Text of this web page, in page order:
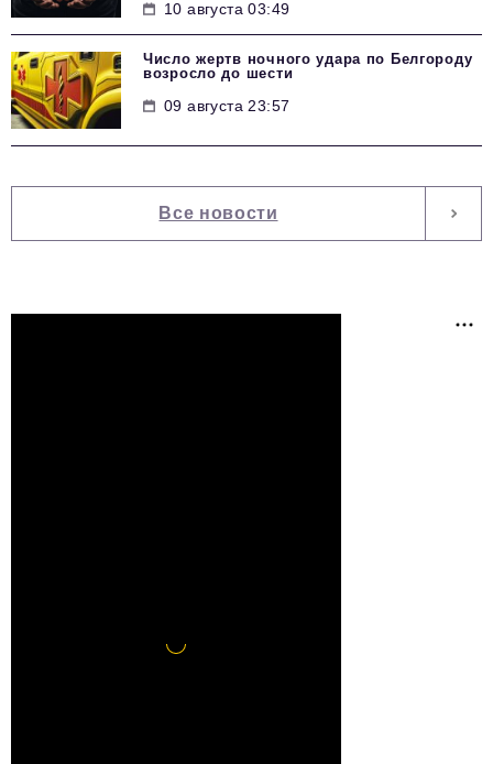
10 августа 03:49
Число жертв ночного удара по Белгороду
возросло до шести
09 августа 23:57
Все новости